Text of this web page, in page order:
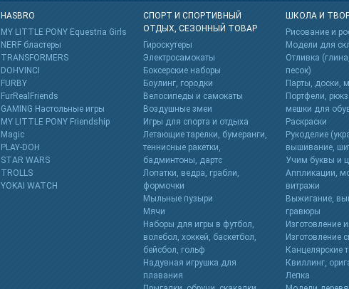
HASBRO
MY LITTLE PONY Equestria Girls
NERF бластеры
TRANSFORMERS
DOHVINCI
FURBY
FurRealFriends
GAMING Настольные игры
MY LITTLE PONY Friendship
Magic
PLAY-DOH
STAR WARS
TROLLS
YOKAI WATCH
СПОРТ И СПОРТИВНЫЙ
ОТДЫХ, СЕЗОННЫЙ ТОВАР
Гироскутеры
Электросамокаты
Боксерские наборы
Боулинг, городки
Велосипеды и самокаты
Воздушные змеи
Игры для спорта и отдыха
Летающие тарелки, бумеранги,
теннисные ракетки,
бадминтоны, дартс
Лопатки, ведра, грабли,
формочки
Мыльные пузыри
Мячи
Наборы для игры в футбол,
волебол, хоккей, баскетбол,
бейсбол, гольф
Надувная игрушка для
плавания
ШКОЛА И
Рисование и
Модели для
Отливка
песок)
Парты, доски,
Портфели,
мешки для
Раскраски
Рукоделие
вышивание,
Учим буквы и
Аппликации,
витражи
Выжигание,
гравюры
Изготовление
Изготовление
Канцелярские
Квиллинг,
Лепка